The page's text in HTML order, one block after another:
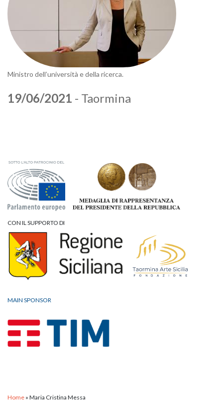
Ministro dell’università e della ricerca.
19/06/2021 - Taormina
CON IL SUPPORTO DI
MAIN SPONSOR
Home » Maria Cristina Messa